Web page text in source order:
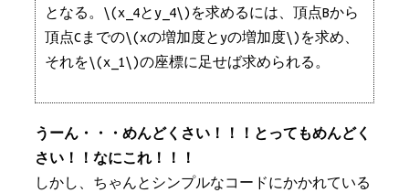
となる。\(x_4とy_4\)を求めるには、頂点Bから
頂点Cまでの\(xの増加度とyの増加度\)を求め、
それを\(x_1\)の座標に足せば求められる。
うーん・・・めんどくさい！！！とってもめんどく
さい！！なにこれ！！！
しかし、ちゃんとシンプルなコードにかかれている